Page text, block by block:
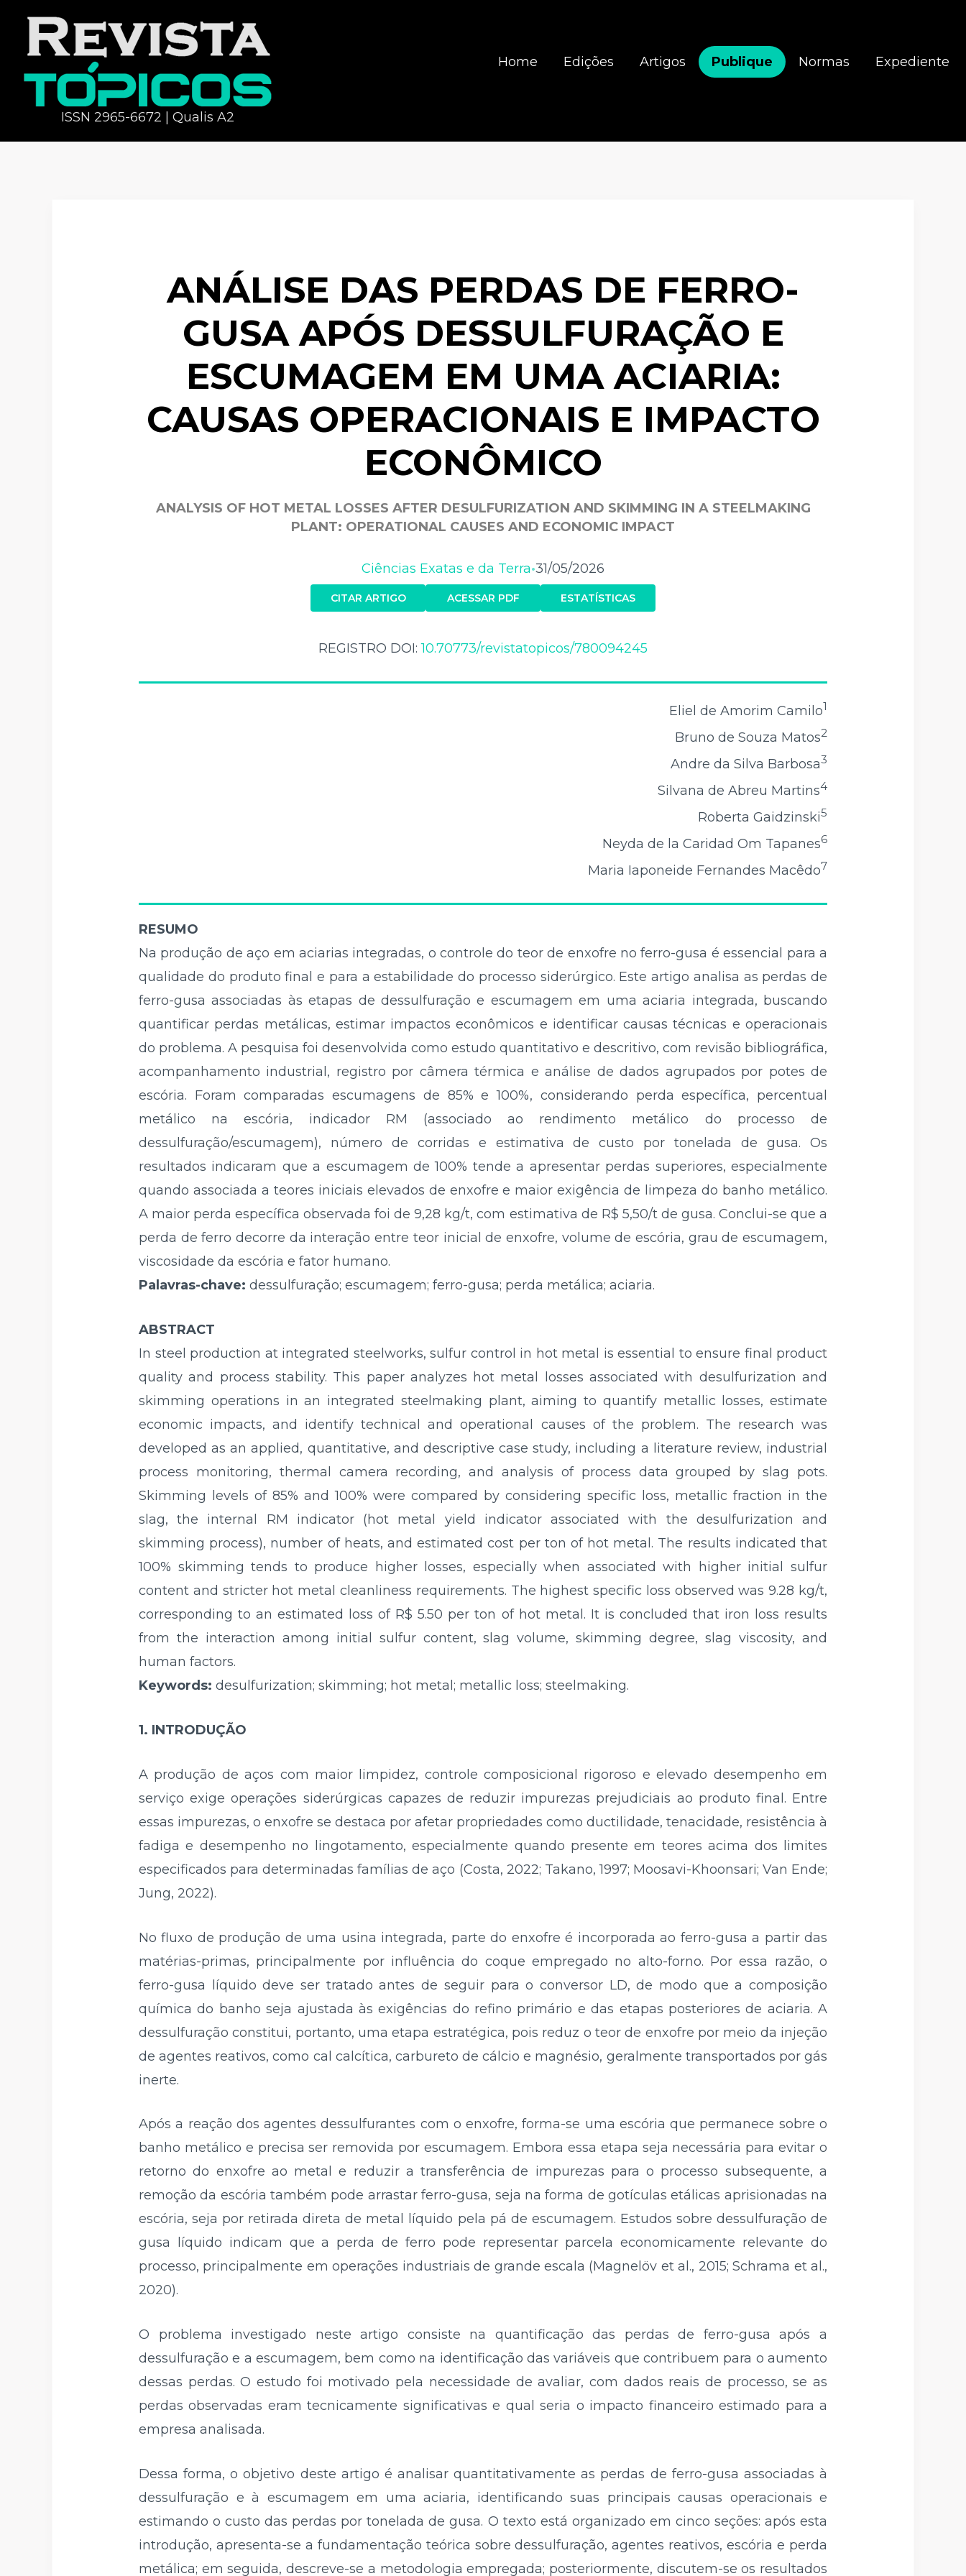
ISSN 2965-6672 | Qualis A2
Home Edições Artigos Publique Normas Expediente
ANÁLISE DAS PERDAS DE FERRO-
GUSA APÓS DESSULFURAÇÃO E
ESCUMAGEM EM UMA ACIARIA:
CAUSAS OPERACIONAIS E IMPACTO
ECONÔMICO
ANALYSIS OF HOT METAL LOSSES AFTER DESULFURIZATION AND SKIMMING IN A STEELMAKING
PLANT: OPERATIONAL CAUSES AND ECONOMIC IMPACT
Ciências Exatas e da Terra•31/05/2026
CITAR ARTIGO ACESSAR PDF ESTATÍSTICAS
REGISTRO DOI:10.70773/revistatopicos/780094245
Eliel de Amorim Camilo1
Bruno de Souza Matos2
Andre da Silva Barbosa3
Silvana de Abreu Martins4
Roberta Gaidzinski5
Neyda de la Caridad Om Tapanes6
Maria Iaponeide Fernandes Macêdo7
RESUMO
Na produção de aço em aciarias integradas, o controle do teor de enxofre no ferro-gusa é essencial para a
qualidade do produto final e para a estabilidade do processo siderúrgico. Este artigo analisa as perdas de
ferro-gusa associadas às etapas de dessulfuração e escumagem em uma aciaria integrada, buscando
quantificar perdas metálicas, estimar impactos econômicos e identificar causas técnicas e operacionais
do problema. A pesquisa foi desenvolvida como estudo quantitativo e descritivo, com revisão bibliográfica,
acompanhamento industrial, registro por câmera térmica e análise de dados agrupados por potes de
escória. Foram comparadas escumagens de 85% e 100%, considerando perda específica, percentual
metálico na escória, indicador RM (associado ao rendimento metálico do processo de
dessulfuração/escumagem), número de corridas e estimativa de custo por tonelada de gusa. Os
resultados indicaram que a escumagem de 100% tende a apresentar perdas superiores, especialmente
quando associada a teores iniciais elevados de enxofre e maior exigência de limpeza do banho metálico.
A maior perda específica observada foi de 9,28 kg/t, com estimativa de R$ 5,50/t de gusa. Conclui-se que a
perda de ferro decorre da interação entre teor inicial de enxofre, volume de escória, grau de escumagem,
viscosidade da escória e fator humano.
Palavras-chave: dessulfuração; escumagem; ferro-gusa; perda metálica; aciaria.
ABSTRACT
In steel production at integrated steelworks, sulfur control in hot metal is essential to ensure final product
quality and process stability. This paper analyzes hot metal losses associated with desulfurization and
skimming operations in an integrated steelmaking plant, aiming to quantify metallic losses, estimate
economic impacts, and identify technical and operational causes of the problem. The research was
developed as an applied, quantitative, and descriptive case study, including a literature review, industrial
process monitoring, thermal camera recording, and analysis of process data grouped by slag pots.
Skimming levels of 85% and 100% were compared by considering specific loss, metallic fraction in the
slag, the internal RM indicator (hot metal yield indicator associated with the desulfurization and
skimming process), number of heats, and estimated cost per ton of hot metal. The results indicated that
100% skimming tends to produce higher losses, especially when associated with higher initial sulfur
content and stricter hot metal cleanliness requirements. The highest specific loss observed was 9.28 kg/t,
corresponding to an estimated loss of R$ 5.50 per ton of hot metal. It is concluded that iron loss results
from the interaction among initial sulfur content, slag volume, skimming degree, slag viscosity, and
human factors.
Keywords: desulfurization; skimming; hot metal; metallic loss; steelmaking.
1. INTRODUÇÃO
A produção de aços com maior limpidez, controle composicional rigoroso e elevado desempenho em
serviço exige operações siderúrgicas capazes de reduzir impurezas prejudiciais ao produto final. Entre
essas impurezas, o enxofre se destaca por afetar propriedades como ductilidade, tenacidade, resistência à
fadiga e desempenho no lingotamento, especialmente quando presente em teores acima dos limites
especificados para determinadas famílias de aço (Costa, 2022; Takano, 1997; Moosavi-Khoonsari; Van Ende;
Jung, 2022).
No fluxo de produção de uma usina integrada, parte do enxofre é incorporada ao ferro-gusa a partir das
matérias-primas, principalmente por influência do coque empregado no alto-forno. Por essa razão, o
ferro-gusa líquido deve ser tratado antes de seguir para o conversor LD, de modo que a composição
química do banho seja ajustada às exigências do refino primário e das etapas posteriores de aciaria. A
dessulfuração constitui, portanto, uma etapa estratégica, pois reduz o teor de enxofre por meio da injeção
de agentes reativos, como cal calcítica, carbureto de cálcio e magnésio, geralmente transportados por gás
inerte.
Após a reação dos agentes dessulfurantes com o enxofre, forma-se uma escória que permanece sobre o
banho metálico e precisa ser removida por escumagem. Embora essa etapa seja necessária para evitar o
retorno do enxofre ao metal e reduzir a transferência de impurezas para o processo subsequente, a
remoção da escória também pode arrastar ferro-gusa, seja na forma de gotículas etálicas aprisionadas na
escória, seja por retirada direta de metal líquido pela pá de escumagem. Estudos sobre dessulfuração de
gusa líquido indicam que a perda de ferro pode representar parcela economicamente relevante do
processo, principalmente em operações industriais de grande escala (Magnelöv et al., 2015; Schrama et al.,
2020).
O problema investigado neste artigo consiste na quantificação das perdas de ferro-gusa após a
dessulfuração e a escumagem, bem como na identificação das variáveis que contribuem para o aumento
dessas perdas. O estudo foi motivado pela necessidade de avaliar, com dados reais de processo, se as
perdas observadas eram tecnicamente significativas e qual seria o impacto financeiro estimado para a
empresa analisada.
Dessa forma, o objetivo deste artigo é analisar quantitativamente as perdas de ferro-gusa associadas à
dessulfuração e à escumagem em uma aciaria, identificando suas principais causas operacionais e
estimando o custo das perdas por tonelada de gusa. O texto está organizado em cinco seções: após esta
introdução, apresenta-se a fundamentação teórica sobre dessulfuração, agentes reativos, escória e perda
metálica; em seguida, descreve-se a metodologia empregada; posteriormente, discutem-se os resultados